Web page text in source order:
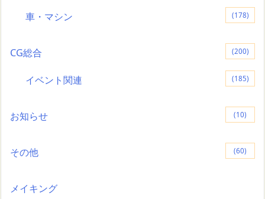
車・マシン (178)
CG総合 (200)
イベント関連 (185)
お知らせ (10)
その他 (60)
メイキング